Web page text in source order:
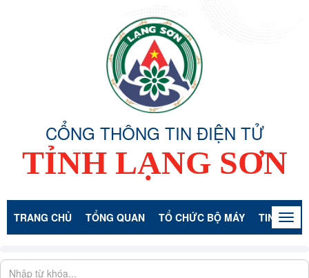
CỔNG THÔNG TIN ĐIỆN TỬ
TỈNH LẠNG SƠN
TRANG CHỦ TỔNG QUAN TỔ CHỨC BỘ MÁY TIN TỨC -